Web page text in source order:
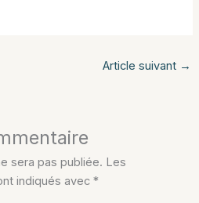
Article suivant →
sera pas publiée. Les
indiqués avec*